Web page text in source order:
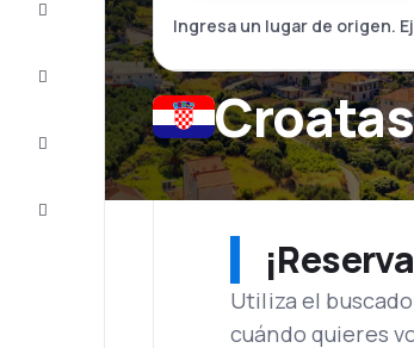
Ofertas
Completa
el viaje
Inspiración
y consejos
Atención
Utiliza el
cuándo quieres